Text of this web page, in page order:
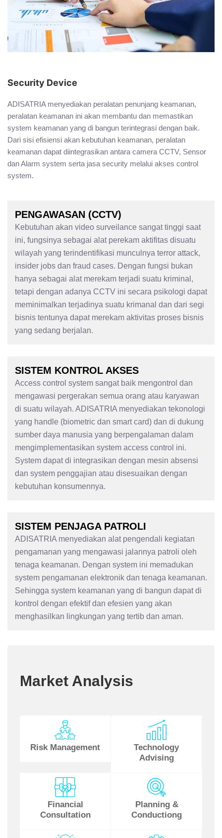
Security Device
ADISATRIA menyediakan peralatan penunjang keamanan,
peralatan keamanan ini akan membantu dan memastikan
system keamanan yang di bangun terintegrasi dengan baik.
Dari sisi efisiensi akan kebutuhan keamanan, peralatan
keamanan dapat diintegrasikan antara camera CCTV, Sensor
dan Alarm system serta jasa security melalui akses control
system.
PENGAWASAN (CCTV)
Kebutuhan akan video surveilance sangat tinggi saat
ini, fungsinya sebagai alat perekam aktifitas disuatu
wilayah yang terindentifikasi munculnya terror attack,
insider jobs dan fraud cases. Dengan fungsi bukan
hanya sebagai alat merekam terjadi suatu kriminal,
tetapi dengan adanya CCTV ini secara psikologi dapat
meminimalkan terjadinya suatu krimanal dan dari segi
bisnis tentunya dapat merekam aktivitas proses bisnis
yang sedang berjalan.
SISTEM KONTROL AKSES
Access control system sangat baik mengontrol dan
mengawasi pergerakan semua orang atau karyawan
di suatu wilayah. ADISATRIA menyediakan tekonologi
yang handle (biometric dan smart card) dan di dukung
sumber daya manusia yang berpengalaman dalam
mengimplementasikan system access control ini.
System dapat di integrasikan dengan mesin absensi
dan system penggajian atau disesuaikan dengan
kebutuhan konsumennya.
SISTEM PENJAGA PATROLI
ADISATRIA menyediakan alat pengendali kegiatan
pengamanan yang mengawasi jalannya patroli oleh
tenaga keamanan. Dengan system ini memadukan
system pengamanan elektronik dan tenaga keamanan.
Sehingga system keamanan yang di bangun dapat di
kontrol dengan efektif dan efesien yang akan
menghasilkan lingkungan yang tertib dan aman.
Market Analysis
Risk Management
Technology
Advising
Financial
Consultation
Planning &
Conductiong